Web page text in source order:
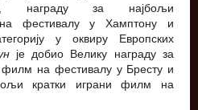
награду за најбољи
фестивалу у Хамптону и
у оквиру Европских
је добио Велику награду за
филм на фестивалу у Бресту и
кратки играни филм на